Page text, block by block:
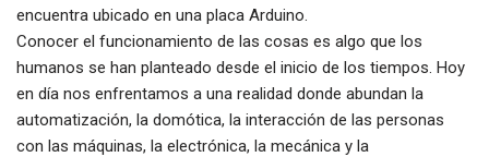
encuentra ubicado en una placa Arduino.
Conocer el funcionamiento de las cosas es algo que los
humanos se han planteado desde el inicio de los tiempos. Hoy
en día nos enfrentamos a una realidad donde abundan la
automatización, la domótica, la interacción de las personas
con las máquinas, la electrónica, la mecánica y la